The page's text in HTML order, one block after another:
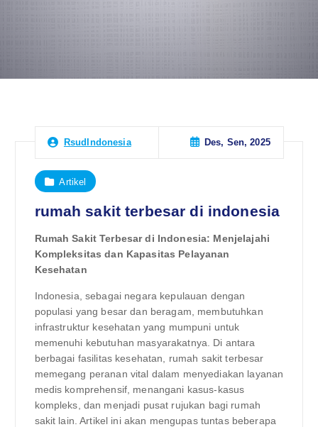
RsudIndonesia Des, Sen, 2025
Artikel
rumah sakit terbesar di indonesia
Rumah Sakit Terbesar di Indonesia: Menjelajahi
Kompleksitas dan Kapasitas Pelayanan
Kesehatan
Indonesia, sebagai negara kepulauan dengan
populasi yang besar dan beragam, membutuhkan
infrastruktur kesehatan yang mumpuni untuk
memenuhi kebutuhan masyarakatnya. Di antara
berbagai fasilitas kesehatan, rumah sakit terbesar
memegang peranan vital dalam menyediakan layanan
medis komprehensif, menangani kasus-kasus
kompleks, dan menjadi pusat rujukan bagi rumah
sakit lain. Artikel ini akan mengupas tuntas beberapa